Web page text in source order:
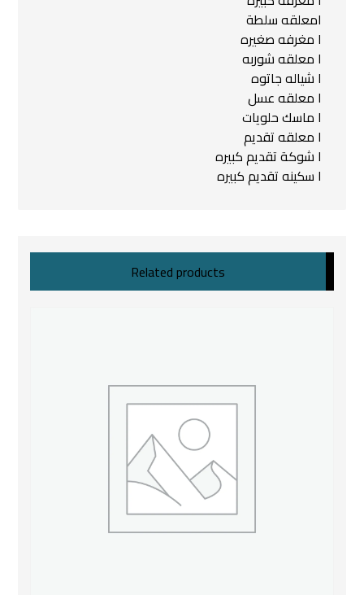
١معلقه سلطة
١ مغرفه صغيره
١ معلقه شوربه
١ شياله جاتوه
١ معلقه عسل
١ ماسك حلويات
١ معلقه تقديم
١ شوكة تقديم كبيره
١ سكينه تقديم كبيره
Related products